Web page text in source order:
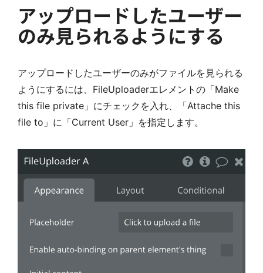
アップロードしたユーザー
のみ見られるようにする
アップロードしたユーザーのみがファイルを見られる
ようにするには、FileUploaderエレメントの「Make
this file private」にチェックを入れ、「Attache this
file to」に「Current User」を指定します。